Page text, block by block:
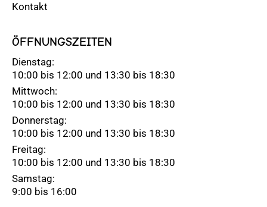
Kontakt
ÖFFNUNGSZEITEN
Dienstag:
10:00 bis 12:00 und 13:30 bis 18:30
Mittwoch:
10:00 bis 12:00 und 13:30 bis 18:30
Donnerstag:
10:00 bis 12:00 und 13:30 bis 18:30
Freitag:
10:00 bis 12:00 und 13:30 bis 18:30
Samstag:
9:00 bis 16:00